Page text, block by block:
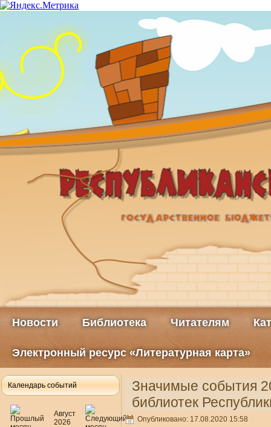
Новости Библиотека Читателям
Электронный ресурс «Литературная карта»
Календарь событий
Август
2026
Значимые события
библиотек
Опубликовано: 17.08.2020 15:58